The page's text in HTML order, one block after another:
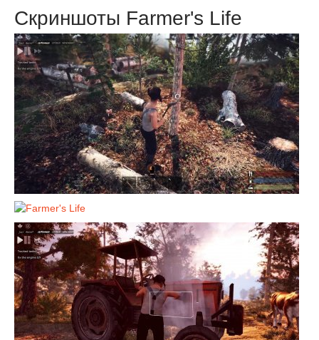
Скриншоты Farmer's Life